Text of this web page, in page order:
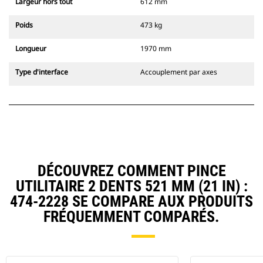
Poids 473 kg
Longueur 1970 mm
Type d'interface Accouplement par axes
DÉCOUVREZ COMMENT PINCE
UTILITAIRE 2 DENTS 521 MM (21 IN) :
474-2228 SE COMPARE AUX PRODUITS
FRÉQUEMMENT COMPARÉS.